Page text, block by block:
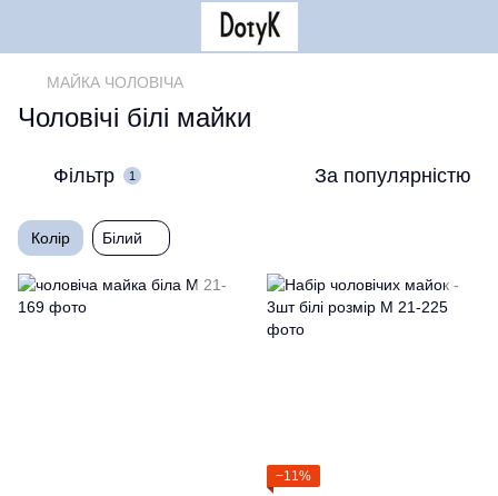
МАЙКА ЧОЛОВІЧА
Чоловічі білі майки
Фільтр 1 За популярністю
Колір Білий
−11%